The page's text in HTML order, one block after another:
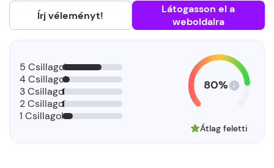
Írj véleményt!
Látogasson el a
weboldalra
5 Csillagok
4 Csillagok
3 Csillagok
2 Csillagok
1 Csillagok
80%
Átlag feletti